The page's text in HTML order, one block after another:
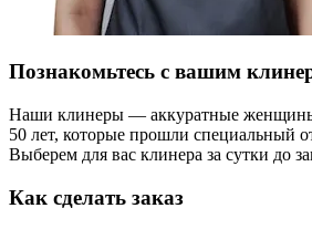
Познакомьтесь с вашим
Наши клинеры — аккуратные женщины
50 лет, которые прошли специальный
Выберем для вас клинера за сутки до
Как сделать заказ